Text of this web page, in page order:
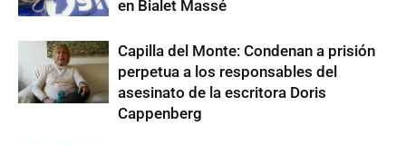
en Bialet Massé
Capilla del Monte: Condenan a prisión
perpetua a los responsables del
asesinato de la escritora Doris
Cappenberg